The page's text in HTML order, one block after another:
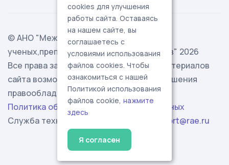
© АНО "Международная ассоциация
ученых,преподавателей и специалистов" 2026
Все права защищены. Использование материалов
сайта возможно исключительно с разрешения
правообладателя.
Политика обработки персональных данных
Служба технической поддержки -
support@rae.ru
cookies для улучшения
работы сайта. Оставаясь
на нашем сайте, вы
соглашаетесь с
условиями использования
файлов cookies. Чтобы
ознакомиться с нашей
Политикой использования
файлов cookie, нажмите
здесь
Я согласен